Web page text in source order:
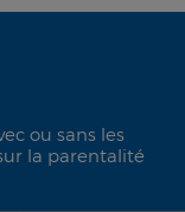
ou sans les
la parentalité